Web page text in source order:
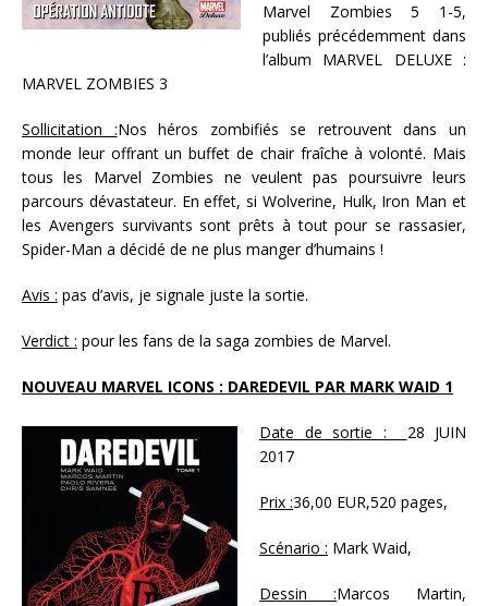
Marvel Zombies 5 1-5,
publiés précédemment dans
l’album MARVEL DELUXE :
MARVEL ZOMBIES 3
Sollicitation :Nos héros zombifiés se retrouvent dans un
monde leur offrant un buffet de chair fraîche à volonté. Mais
tous les Marvel Zombies ne veulent pas poursuivre leurs
parcours dévastateur. En effet, si Wolverine, Hulk, Iron Man et
les Avengers survivants sont prêts à tout pour se rassasier,
Spider-Man a décidé de ne plus manger d’humains !
Avis : pas d’avis, je signale juste la sortie.
Verdict : pour les fans de la saga zombies de Marvel.
NOUVEAU MARVEL ICONS : DAREDEVIL PAR MARK WAID 1
Date de sortie : 28 JUIN
2017
Prix :36,00 EUR,520 pages,
Scénario : Mark Waid,
Dessin :Marcos Martin,